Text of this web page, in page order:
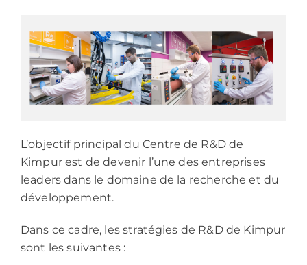
L’objectif principal du Centre de R&D de
Kimpur est de devenir l’une des entreprises
leaders dans le domaine de la recherche et du
développement.
Dans ce cadre, les stratégies de R&D de Kimpur
sont les suivantes :